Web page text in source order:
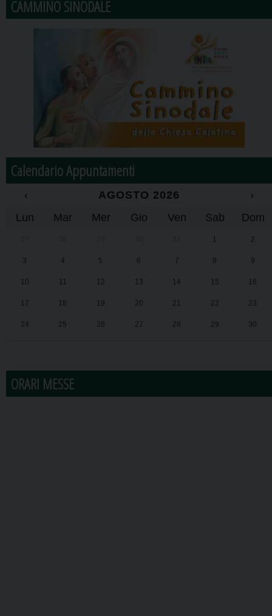
CAMMINO SINODALE
Calendario Appuntamenti
‹ AGOSTO 2026
›
Lun
Mar Mer Gio Ven Sab Dom
1 2
3 4 5 6 7 8 9
10 11 12 13 14 15 16
17 18 19 20 21 22 23
24 25 26 27 28 29 30
ORARI MESSE